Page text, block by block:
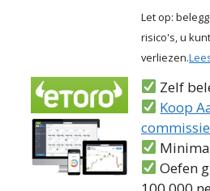
Let op:
risico's, u
verliezen.
Zelf
Koop
Oefen